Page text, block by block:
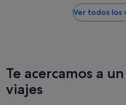
Ver todos los
Te acercamos a
viajes